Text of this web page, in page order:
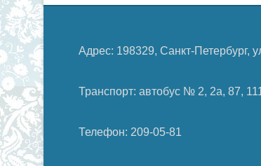
Адрес: 198329, Санкт-Петербург,
Транспорт: автобус № 2, 2а, 87,
Телефон: 209-05-81